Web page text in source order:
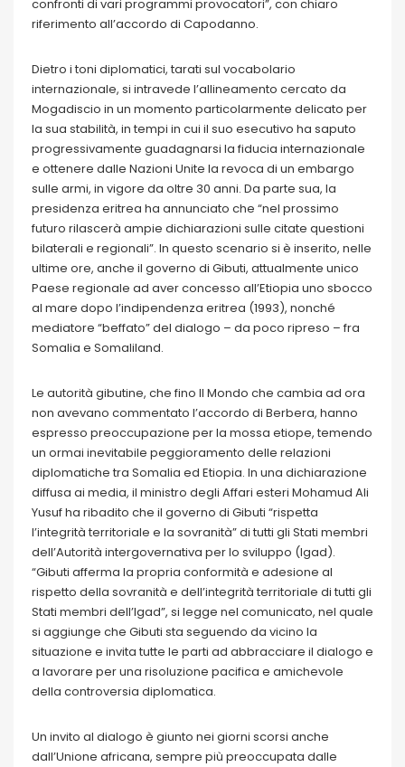
confronti di vari programmi provocatori”, con chiaro
riferimento all’accordo di Capodanno.
Dietro i toni diplomatici, tarati sul vocabolario
internazionale, si intravede l’allineamento cercato da
Mogadiscio in un momento particolarmente delicato per
la sua stabilità, in tempi in cui il suo esecutivo ha saputo
progressivamente guadagnarsi la fiducia internazionale
e ottenere dalle Nazioni Unite la revoca di un embargo
sulle armi, in vigore da oltre 30 anni. Da parte sua, la
presidenza eritrea ha annunciato che “nel prossimo
futuro rilascerà ampie dichiarazioni sulle citate questioni
bilaterali e regionali”. In questo scenario si è inserito, nelle
ultime ore, anche il governo di Gibuti, attualmente unico
Paese regionale ad aver concesso all’Etiopia uno sbocco
al mare dopo l’indipendenza eritrea (1993), nonché
mediatore “beffato” del dialogo – da poco ripreso – fra
Somalia e Somaliland.
Le autorità gibutine, che fino Il Mondo che cambia ad ora
non avevano commentato l’accordo di Berbera, hanno
espresso preoccupazione per la mossa etiope, temendo
un ormai inevitabile peggioramento delle relazioni
diplomatiche tra Somalia ed Etiopia. In una dichiarazione
diffusa ai media, il ministro degli Affari esteri Mohamud Ali
Yusuf ha ribadito che il governo di Gibuti “rispetta
l’integrità territoriale e la sovranità” di tutti gli Stati membri
dell’Autorità intergovernativa per lo sviluppo (Igad).
“Gibuti afferma la propria conformità e adesione al
rispetto della sovranità e dell’integrità territoriale di tutti gli
Stati membri dell’Igad”, si legge nel comunicato, nel quale
si aggiunge che Gibuti sta seguendo da vicino la
situazione e invita tutte le parti ad abbracciare il dialogo e
a lavorare per una risoluzione pacifica e amichevole
della controversia diplomatica.
Un invito al dialogo è giunto nei giorni scorsi anche
dall’Unione africana, sempre più preoccupata dalle